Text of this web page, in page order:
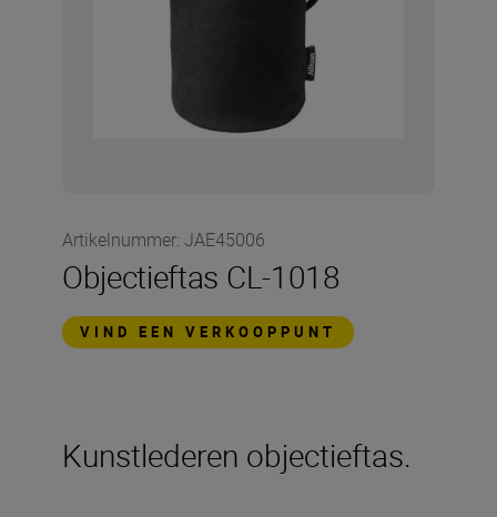
Artikelnummer: JAE45006
Objectieftas CL-1018
VIND EEN VERKOOPPUNT
Kunstlederen objectieftas.